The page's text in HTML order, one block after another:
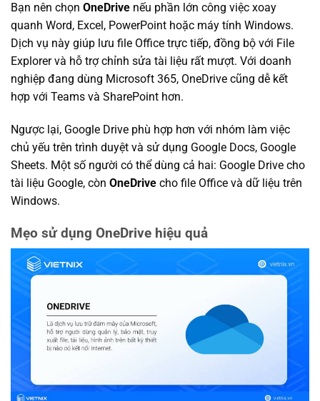
Bạn nên chọn OneDrive nếu phần lớn công việc xoay
quanh Word, Excel, PowerPoint hoặc máy tính Windows.
Dịch vụ này giúp lưu file Office trực tiếp, đồng bộ với File
Explorer và hỗ trợ chỉnh sửa tài liệu rất mượt. Với doanh
nghiệp đang dùng Microsoft 365, OneDrive cũng dễ kết
hợp với Teams và SharePoint hơn.
Ngược lại, Google Drive phù hợp hơn với nhóm làm việc
chủ yếu trên trình duyệt và sử dụng Google Docs, Google
Sheets. Một số người có thể dùng cả hai: Google Drive cho
tài liệu Google, còn OneDrive cho file Office và dữ liệu trên
Windows.
Mẹo sử dụng OneDrive hiệu quả